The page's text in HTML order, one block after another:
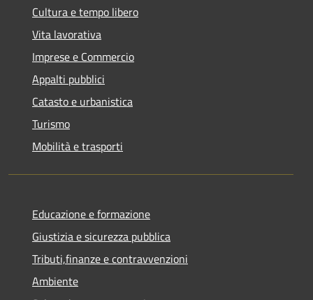
Cultura e tempo libero
Vita lavorativa
Imprese e Commercio
Appalti pubblici
Catasto e urbanistica
Turismo
Mobilità e trasporti
Educazione e formazione
Giustizia e sicurezza pubblica
Tributi,finanze e contravvenzioni
Ambiente